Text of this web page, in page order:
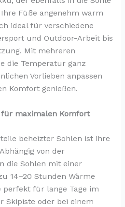
Füße angenehm warm
ideal für verschiedene
und Outdoor-Arbeit bis
Mit mehreren
die Temperatur ganz
Vorlieben anpassen
Komfort genießen.
maximalen Komfort
beheizter Sohlen ist ihre
von der
die Sohlen mit einer
14–20 Stunden Wärme
perfekt für lange Tage im
Skipiste oder bei einem